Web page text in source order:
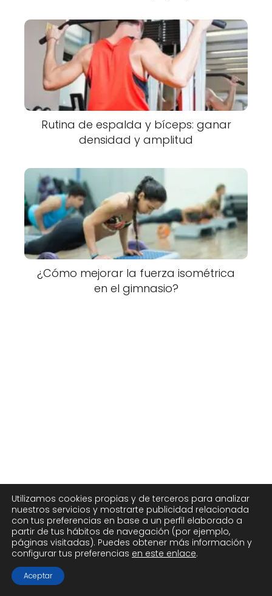
Rutina de espalda y bíceps: ganar
densidad y amplitud
¿Cómo mejorar la fuerza isométrica
en el gimnasio?
Utilizamos cookies propias y de terceros para analizar
nuestros servicios y mostrarte publicidad relacionada
con tus preferencias en base a un perfil elaborado a
partir de tus hábitos de navegación (por ejemplo,
páginas visitadas). Puedes obtener más información y
configurar tus preferencias en este enlace.
Aceptar